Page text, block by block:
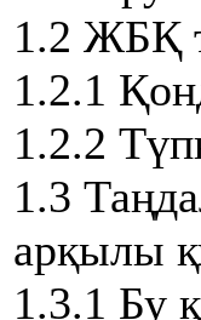
1.2 ЖБҚ
1.2.1
1.2.2
1.3
арқылы
1.3.1 Бу